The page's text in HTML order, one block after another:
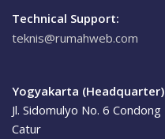
Technical Support:
teknis@rumahweb.com
Yogyakarta (Headquarter)
Jl. Sidomulyo No. 6 Condong
Catur